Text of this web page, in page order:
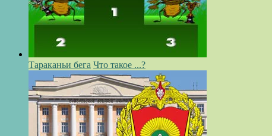
Тараканьи бега Что такое ...?